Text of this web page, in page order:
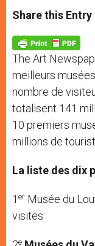
t
s
p
p
s
e
g
e
r
e
b
o
k
Share this Entry
The Art
meilleurs
nombre de
totalisent 141
10 premiers
millions de
La liste des dix
1 er Musée du
visites
e